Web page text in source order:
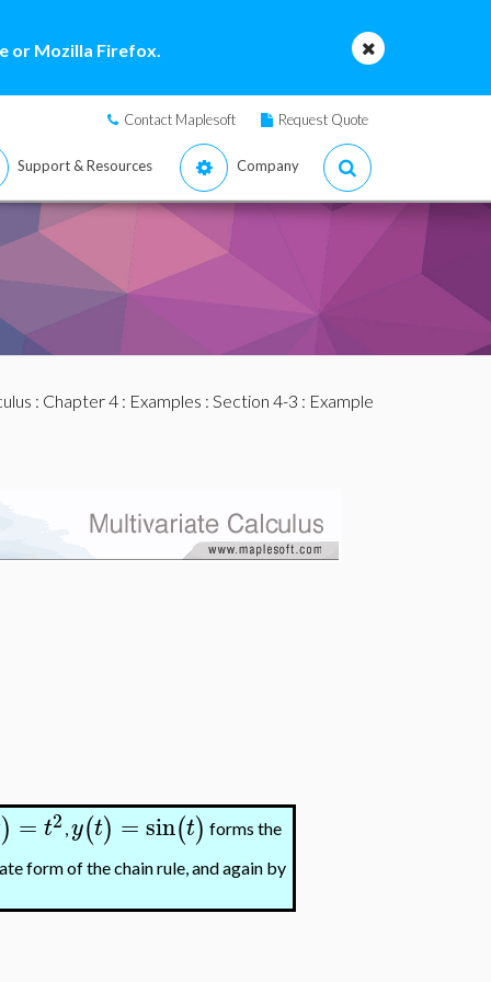
or Mozilla Firefox.
Contact Maplesoft Request Quote
Support & Resources Company
: Chapter 4: Examples : Section 4-3 : Example
) = t2 ,y(t) =sin(t) forms the
form of the chain rule, and again by